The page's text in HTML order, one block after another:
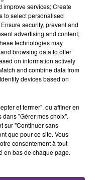
ZAHO & MC SOLAAR
Comme Caroline
improve services; Create
to select personalised
security, prevent and
advertising and content;
technologies may
browsing data to offer
on information actively
and combine data from
devices based on
et fermer", ou affiner en
"Gérer mes choix".
sur "Continuer sans
que pour ce site. Vous
consentement à tout
en bas de chaque page.